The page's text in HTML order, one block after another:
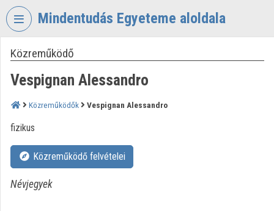
Fejléc kihagyása
Mindentudás Egyeteme aloldala
VIDEOTORIUM
MINDENTUDÁS
EGYETEME
Intézményi kezdőlap
Bejelentkezés
Intézményi felfedezés
Közreműködő
Vespignan Alessandro
Közreműködők Vespignan Alessandro
fizikus
Közreműködő felvételei
Névjegyek